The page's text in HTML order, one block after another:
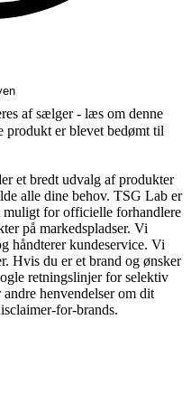
af sælger - læs om denne
produkt er blevet bedømt til
et bredt udvalg af produkter
alle dine behov. TSG Lab er
for officielle forhandlere
på markedspladser. Vi
håndterer kundeservice. Vi
Hvis du er et brand og ønsker
retningslinjer for selektiv
henvendelser om dit
for-brands.